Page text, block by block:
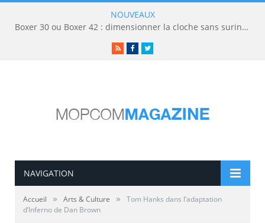
NOUVEAUX
Boxer 30 ou Boxer 42 : dimensionner la cloche sans surinvestir
RSSFacebookTwitter
NAVIGATION
Accueil » Arts & Culture »
Tom Hanks dans l’adaptation
d’Inferno de Dan Brown